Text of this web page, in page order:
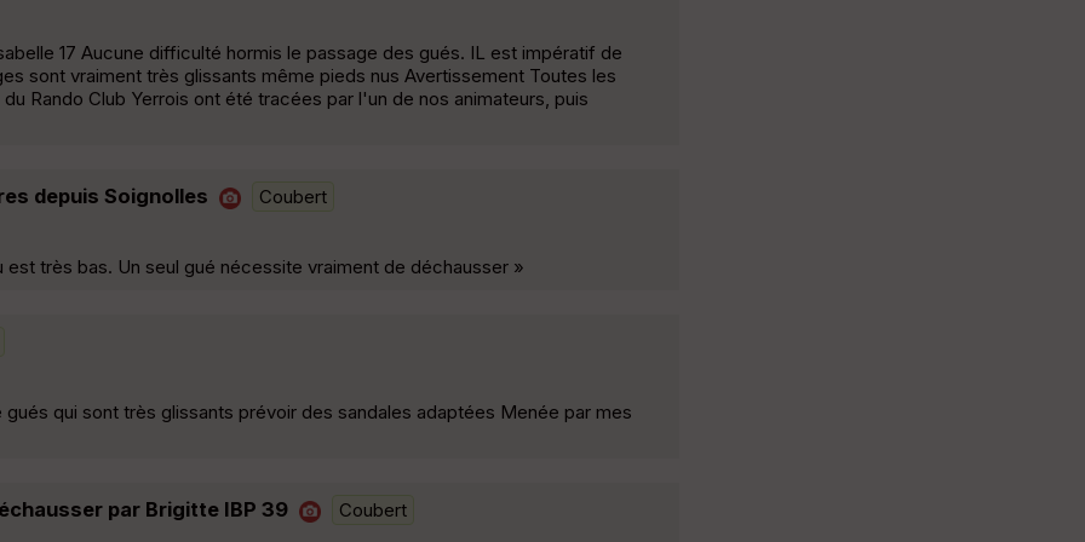
17 Aucune difficulté hormis le passage des gués. IL est impératif de
sont vraiment très glissants même pieds nus Avertissement Toutes les
Rando Club Yerrois ont été tracées par l'un de nos animateurs, puis
depuis Soignolles Coubert
très bas. Un seul gué nécessite vraiment de déchausser »
qui sont très glissants prévoir des sandales adaptées Menée par mes
par Brigitte IBP 39 Coubert